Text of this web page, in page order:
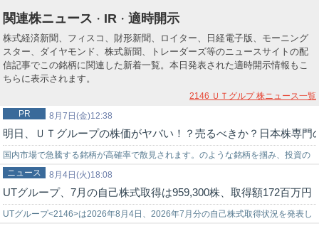
関連株ニュース ・ IR ・ 適時開示
株式経済新聞、フィスコ、財形新聞、ロイター、日経電子版、モーニング
スター、ダイヤモンド、株式新聞、トレーダーズ等のニュースサイトの配
信記事でこの銘柄に関連した新着一覧。本日発表された適時開示情報もこ
ちらに表示されます。
2146 ＵＴグルプ株ニュース一覧
8月7日(金)12:38
PR
明日、ＵＴグループの株価がヤバい！？売るべきか？日本株専
国内市場で急騰する銘柄が高確率で散見されます。のような銘柄を掴み、投資の
世界でチャンスを狙うなら信頼できる投資助言を得ることが重要です。弊社では
投資戦略に困っている初心者の投資家様をサポートする環境を…
8月4日(火)18:08
ニュース
UTグループ、7月の自己株式取得は959,300株、取得額172百万円
UTグループ<2146>は2026年8月4日、2026年7月分の自己株式取得状況を発表し